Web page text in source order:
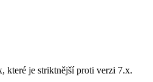
které je striktnější proti verzi 7.x.